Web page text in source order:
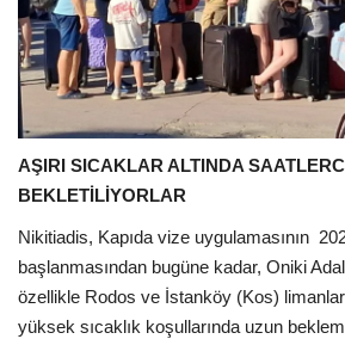
AŞIRI SICAKLAR ALTINDA
BEKLETİLİYORLAR
Nikitiadis, Kapıda vize uygulamasının
başlanmasından bugüne kadar, Oniki
özellikle Rodos ve İstanköy (Kos)
yüksek sıcaklık koşullarında uzun